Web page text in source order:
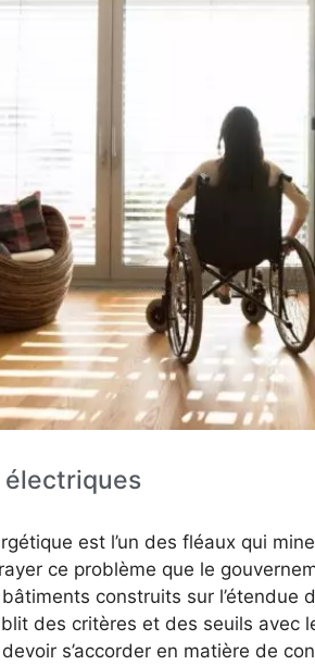
électriques
est l’un des fléaux qui
ce problème que le
construits sur l’étendue
des critères et des seuils avec
s’accorder en matière de